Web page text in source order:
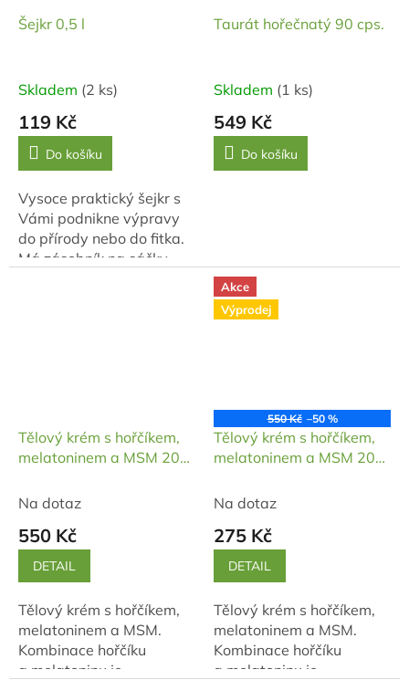
Šejkr 0,5 l
Skladem (2 ks)
119 Kč
Do košíku
Vysoce praktický šejkr s
Vámi podnikne výpravy
do přírody nebo do fitka.
Má zásobník na sáčky
Taurát hořečnatý 90 cps.
Skladem (1 ks)
549 Kč
Do košíku
Tělový krém s hořčíkem,
melatoninem a MSM 200
Na dotaz
550 Kč
DETAIL
Tělový krém s hořčíkem,
melatoninem a MSM.
Kombinace hořčíku
a melatoninu je
Akce
Výprodej
550 Kč –50 %
Tělový krém s hořčíkem,
melatoninem a MSM 200
do: 09/2025)
Na dotaz
275 Kč
DETAIL
Tělový krém s hořčíkem,
melatoninem a MSM.
Kombinace hořčíku
a melatoninu je